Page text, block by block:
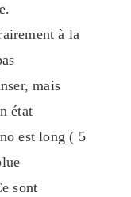
à la
mais
état
est long ( 5
sont